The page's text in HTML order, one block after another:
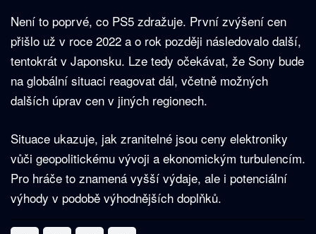
Není to poprvé, co PS5 zdražuje. První zvýšení cen
přišlo už v roce 2022 a o rok později následovalo další,
tentokrát v Japonsku. Lze tedy očekávat, že Sony bude
na globální situaci reagovat dál, včetně možných
dalších úprav cen v jiných regionech.
Situace ukazuje, jak zranitelné jsou ceny elektroniky
vůči geopolitickému vývoji a ekonomickým turbulencím.
Pro hráče to znamená vyšší výdaje, ale i potenciální
výhody v podobě výhodnějších doplňků.